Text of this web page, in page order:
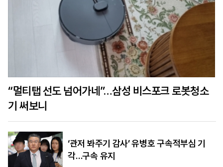
“멀티탭 선도 넘어가네”…삼성 비스포크 로봇청소
기 써보니
‘관저 봐주기 감사’ 유병호 구속적부심 기
각…구속 유지